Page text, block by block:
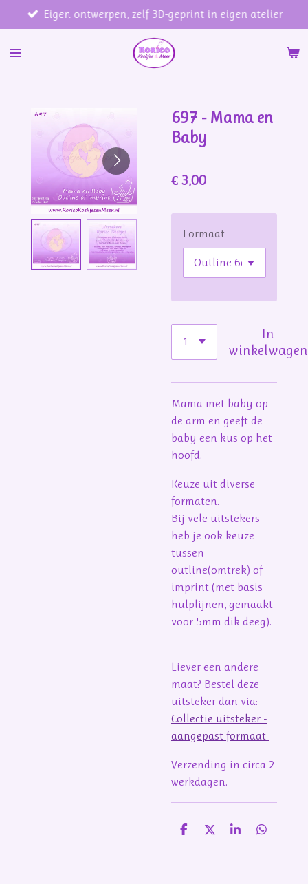
direct
naar
Eigen ontwerpen, zelf 3D-geprint in eigen atelier
697 - Mama en
Baby
€ 3,00
Formaat
In
winkelwagen
Mama met baby op
de arm en geeft de
baby een kus op het
hoofd.
Keuze uit diverse
formaten.
Bij vele uitstekers
heb je ook keuze
tussen
outline(omtrek) of
imprint (met basis
hulplijnen, gemaakt
voor 5mm dik deeg).
Liever een andere
maat? Bestel deze
uitsteker dan via:
Collectie uitsteker -
aangepast formaat
Verzending in circa 2
werkdagen.
D
D
S
D